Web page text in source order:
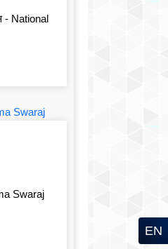
- National
Swaraj
EN